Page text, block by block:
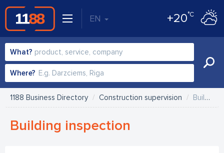
EN +20°C
What?
Where?
1188 Business Directory Construction supervision Building inspection
Building inspection